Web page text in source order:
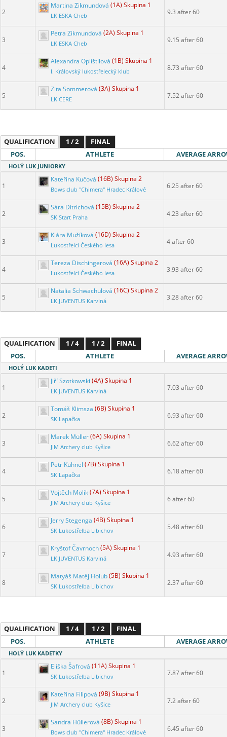
2
Martina Zikmundová (1A) Skupina 1
LK ESKA Cheb 9.3 after 60
3
Petra Zikmundová (2A) Skupina 1
LK ESKA Cheb 9.15 after 60
4
Alexandra Oplíštilová (1B) Skupina 1
I. Královský lukostřelecký klub 8.73 after 60
5
Zita Sommerová (3A) Skupina 1
LK CERE 7.52 after 60
QUALIFICATION 1 / 2
FINAL
POS.
ATHLETE AVERAGE
HOLÝ LUK JUNIORKY
1
Kateřina Kučová (16B) Skupina 2
Bows club "Chimera" Hradec Králové 6.25 after 60
2
Sára Ditrichová (15B) Skupina 2
SK Start Praha 4.23 after 60
3
Klára Mužíková (16D) Skupina 2
Lukostřelci Českého lesa 4 after 60
4
Tereza Dischingerová (16A) Skupina 2
Lukostřelci Českého lesa 3.93 after 60
5
Natalia Schwachulová (16C) Skupina 2
LK JUVENTUS Karviná 3.28 after 60
QUALIFICATION 1 / 4 1 / 2
FINAL
POS.
ATHLETE AVERAGE
HOLÝ LUK KADETI
1
Jiří Szotkowski (4A) Skupina 1
LK JUVENTUS Karviná 7.03 after 60
2
Tomáš Klimsza (6B) Skupina 1
SK Lapačka 6.93 after 60
3
Marek Müller(6A) Skupina 1
JIM Archery club Kyšice 6.62 after 60
4
Petr Kühnel (7B) Skupina 1
SK Lapačka 6.18 after 60
5
Vojtěch Molík(7A) Skupina 1
JIM Archery club Kyšice 6 after 60
6
Jerry Stegenga (4B) Skupina 1
SK Lukostřelba Libichov 5.48 after 60
7
Kryštof Čavrnoch(5A) Skupina 1
LK JUVENTUS Karviná 4.93 after 60
8
Matyáš Matěj Holub(5B) Skupina 1
SK Lukostřelba Libichov 2.37 after 60
QUALIFICATION 1 / 4 1 / 2
FINAL
POS.
ATHLETE AVERAGE
HOLÝ LUK KADETKY
1
Eliška Šafrová (11A) Skupina 1
SK Lukostřelba Libichov 7.87 after 60
2
Kateřina Filipová (9B) Skupina 1
JIM Archery club Kyšice 7.2 after 60
3
Sandra Hüllerová (8B) Skupina 1
Bows club "Chimera" Hradec Králové 6.45 after 60